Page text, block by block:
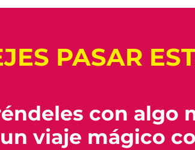
PASAR
con algo
viaje mágico